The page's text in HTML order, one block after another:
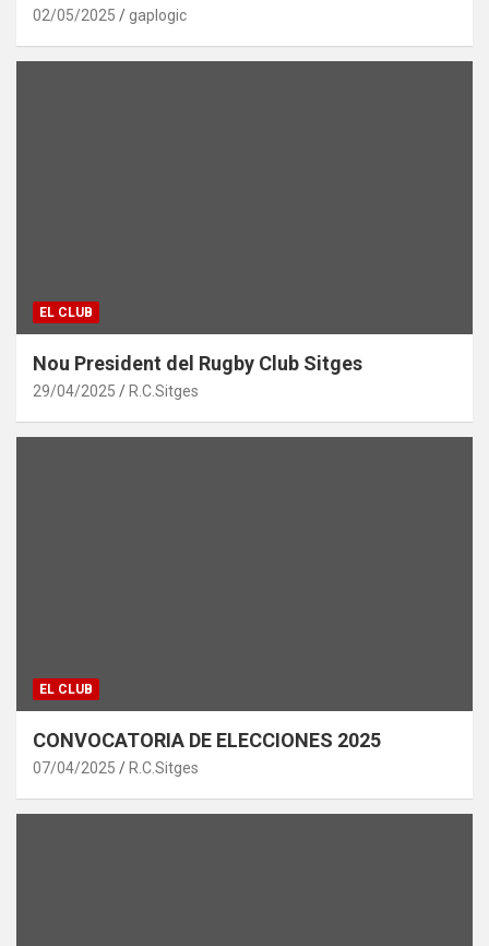
02/05/2025 gaplogic
EL CLUB
Nou President del Rugby Club Sitges
29/04/2025 R.C.Sitges
EL CLUB
CONVOCATORIA DE ELECCIONES 2025
07/04/2025 R.C.Sitges